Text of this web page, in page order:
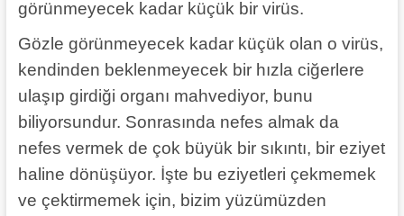
görünmeyecek kadar küçük bir virüs.
Gözle görünmeyecek kadar küçük olan o virüs,
kendinden beklenmeyecek bir hızla ciğerlere
ulaşıp girdiği organı mahvediyor, bunu
biliyorsundur. Sonrasında nefes almak da
nefes vermek de çok büyük bir sıkıntı, bir eziyet
haline dönüşüyor. İşte bu eziyetleri çekmemek
ve çektirmemek için, bizim yüzümüzden